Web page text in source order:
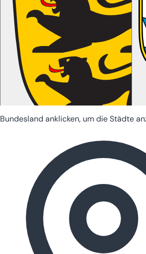
Baden-Württemberg
Bundesland anklicken, um die Städte